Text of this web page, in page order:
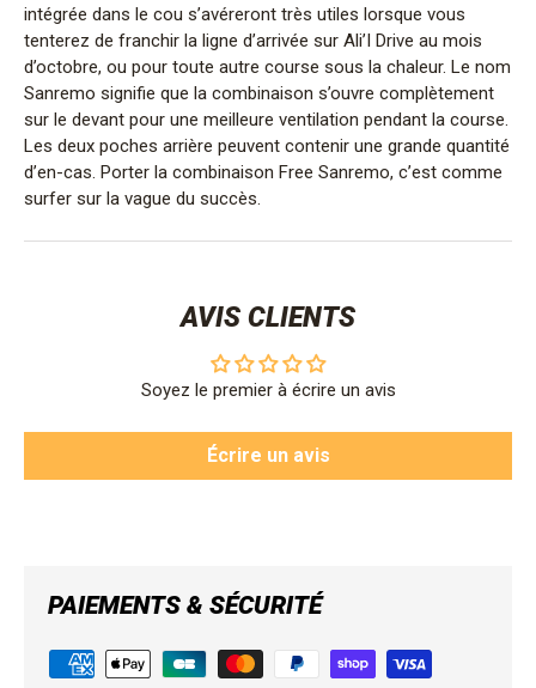
intégrée dans le cou s’avéreront très utiles lorsque vous
tenterez de franchir la ligne d’arrivée sur Ali’I Drive au mois
d’octobre, ou pour toute autre course sous la chaleur. Le nom
Sanremo signifie que la combinaison s’ouvre complètement
sur le devant pour une meilleure ventilation pendant la course.
Les deux poches arrière peuvent contenir une grande quantité
d’en-cas. Porter la combinaison Free Sanremo, c’est comme
surfer sur la vague du succès.
AVIS CLIENTS
Soyez le premier à écrire un avis
Écrire un avis
PAIEMENTS & SÉCURITÉ